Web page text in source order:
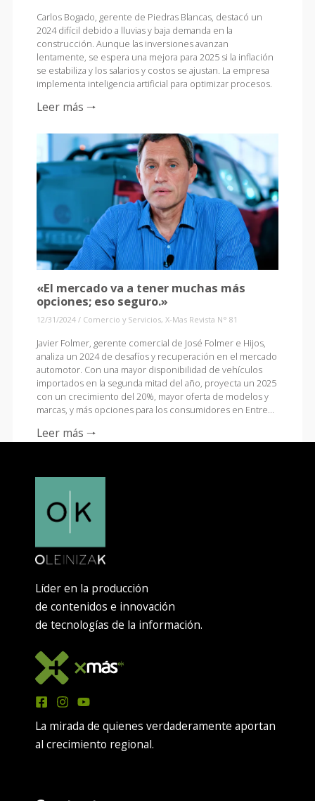
Carlos Bogado, gerente de Piedras Blancas, destacó un
2024 difícil debido a lluvias y baja demanda en la
construcción. Aunque las inversiones avanzan
lentamente, se espera una mejora para 2025 si la inflación
se estabiliza y los salarios y costos se ajustan. La empresa
implementa inteligencia artificial para optimizar procesos.
Leer más 🠒
«El mercado va a tener muchas más
opciones; eso seguro.»
12/31/2024 / Comercio y Servicios, X-Mas Revista N° 81
Javier Folmer, gerente comercial de José Folmer e Hijos,
analiza un 2024 de desafíos y recuperación en el mercado
automotor. Con una mayor disponibilidad de vehículos
importados en la segunda mitad del año, proyecta un 2025
con un crecimiento del 20%, mayor oferta de modelos y
marcas, y más opciones para los consumidores en Entre…
Leer más 🠒
Líder en la producción
de contenidos e innovación
de tecnologías de la información.
La mirada de quienes verdaderamente aportan
al crecimiento regional.